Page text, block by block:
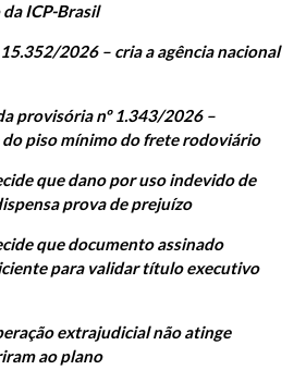
ICP-Brasil
2026 – cria a agência nacional
provisória nº 1.343/2026 –
piso mínimo do frete rodoviário
que dano por uso indevido de
prova de prejuízo
que documento assinado
para validar título executivo
extrajudicial não atinge
ao plano